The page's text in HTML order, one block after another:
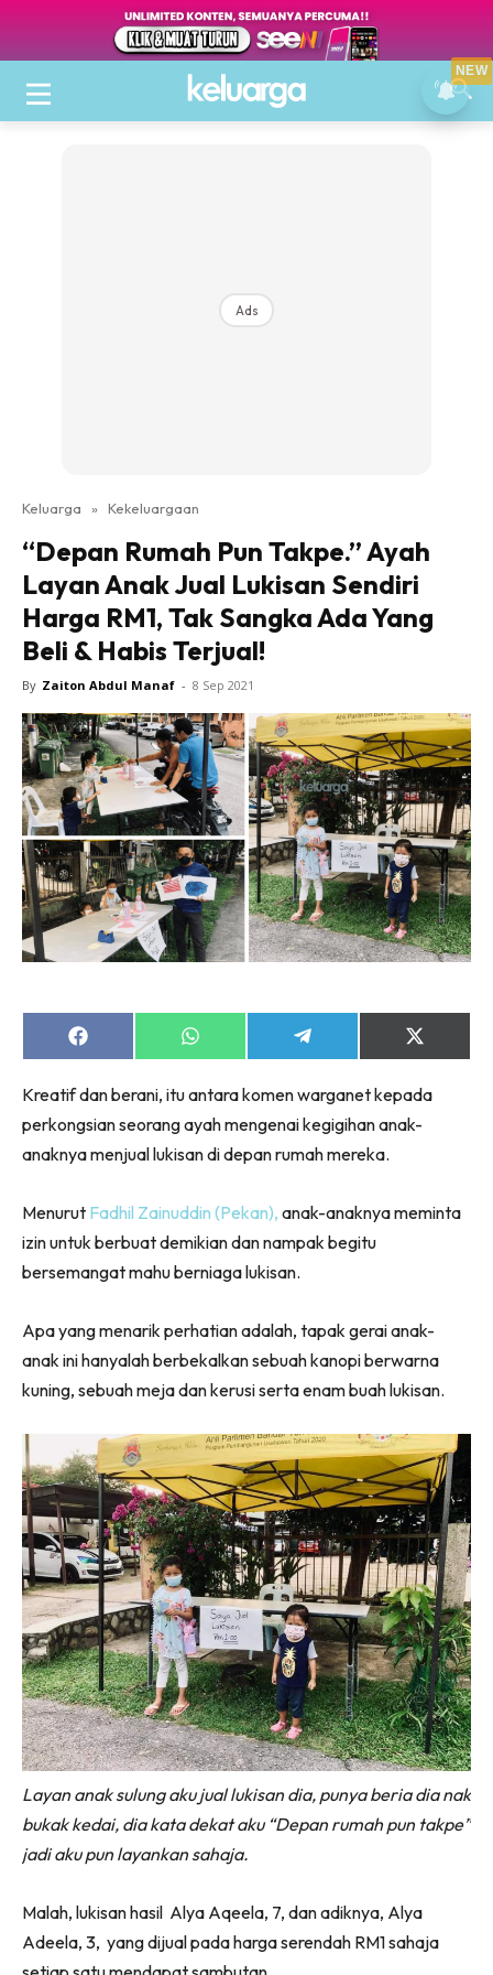
Ads
Keluarga » Kekeluargaan
“Depan Rumah Pun Takpe.” Ayah
Layan Anak Jual Lukisan Sendiri
Harga RM1, Tak Sangka Ada Yang
Beli & Habis Terjual!
By Zaiton Abdul Manaf - 8 Sep 2021
Share
on
Share
on
Share
on
Share
on
(Twitter)
Kreatif dan berani, itu antara komen warganet kepada
perkongsian seorang ayah mengenai kegigihan anak-
anaknya menjual lukisan di depan rumah mereka.
Menurut Fadhil Zainuddin (Pekan), anak-anaknya meminta
izin untuk berbuat demikian dan nampak begitu
bersemangat mahu berniaga lukisan.
Apa yang menarik perhatian adalah, tapak gerai anak-
anak ini hanyalah berbekalkan sebuah kanopi berwarna
kuning, sebuah meja dan kerusi serta enam buah lukisan.
Layan anak sulung aku jual lukisan dia, punya beria dia nak
bukak kedai, dia kata dekat aku “Depan rumah pun takpe”
jadi aku pun layankan sahaja.
Malah, lukisan hasil Alya Aqeela, 7, dan adiknya, Alya
Adeela, 3, yang dijual pada harga serendah RM1 sahaja
NEW